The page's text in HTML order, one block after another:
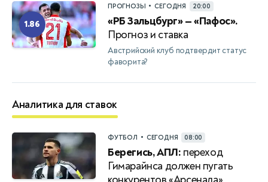
1.86
ПРОГНОЗЫ • СЕГОДНЯ 20:00
«РБ Зальцбург» — «Пафос».
Прогноз и ставка
Австрийский клуб подтвердит статус
фаворита?
Аналитика для ставок
ФУТБОЛ • СЕГОДНЯ 08:00
Берегись, АПЛ: переход
Гимарайнса должен пугать